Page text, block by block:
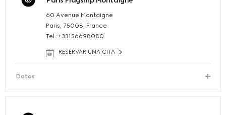
60 Avenue Montaigne
Paris, 75008, France
Tel.:+33156698080
RESERVAR UNA CITA
Datos